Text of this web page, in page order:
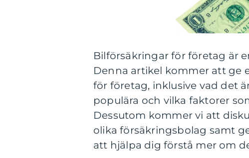
Bilförsäkringar för företag är
Denna artikel kommer att ge
för företag, inklusive vad det
populära och vilka faktorer
Dessutom kommer vi att
olika försäkringsbolag samt
att hjälpa dig förstå mer om